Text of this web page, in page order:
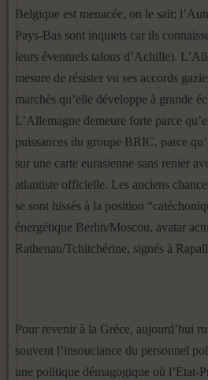
Belgique est menacée, on le sait;
Pays-Bas sont inquiets car ils
leurs éventuels talons d’Achille).
mesure de résister vu ses accords
marchés qu’elle développe à grande
L’Allemagne demeure forte parce
puissances du groupe BRIC, parce
sur une carte eurasienne sans renier
atlantiste officielle. Les anciens
se sont hissés à la position
énergétique Berlin/Moscou, avatar
Rathenau/Tchitchérine, signés à
Pour revenir à la Grèce, aujourd’hui
souvent l’insouciance du personnel
une politique démagogique où l’Etat-